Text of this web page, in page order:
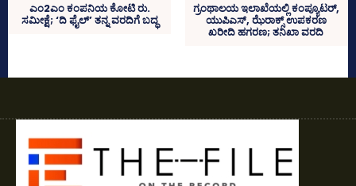
ಎಂ2ಎಂ ಕಂಪನಿಯ ಕೋಟಿ ರು.
ಸಮೀಕ್ಷೆ; ‘ದಿ ಫೈಲ್‌’ ತನ್ನ ವರದಿಗೆ ಬದ್ಧ
ಗ್ರಂಥಾಲಯ ಇಲಾಖೆಯಲ್ಲಿ ಕಂಪ್ಯೂಟರ್‌,
ಯುಪಿಎಸ್‌, ಝೆರಾಕ್ಸ್‌ ಉಪಕರಣ
ಖರೀದಿ ಹಗರಣ; ತನಿಖಾ ವರದಿ